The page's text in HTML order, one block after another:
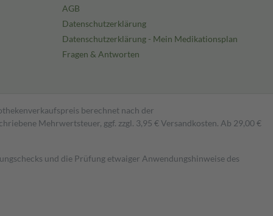
AGB
Datenschutzerklärung
Datenschutzerklärung - Mein Medikationsplan
Fragen & Antworten
berechnet nach der
Mehrwertsteuer, ggf. zzgl. 3,95 € Versandkosten. Ab 29,00 €
und die Prüfung etwaiger Anwendungshinweise des